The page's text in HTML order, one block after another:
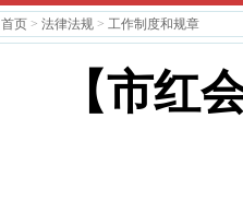
首页 > 法律法规 > 工作制度和规章
【市红